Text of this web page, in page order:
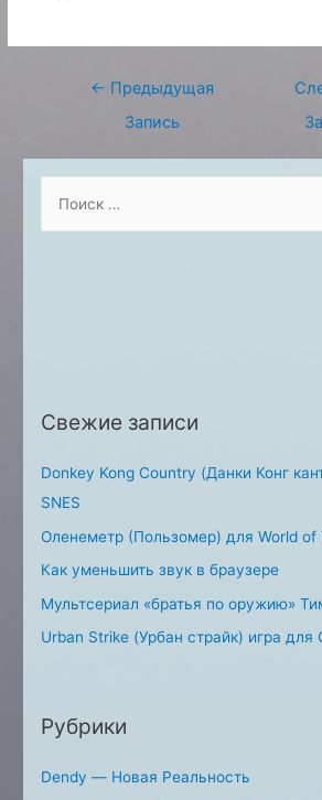
Навигация
← Предыдущая
Запись
rСвежие записи
Donkey Kong Country (Данки Конг
SNES
Оленеметр (Пользомер) для World of
Как уменьшить звук в браузере
Мультсериал «братья по оружию»
Urban Strike (Урбан страйк) игра для
Рубрики
Dendy — Новая Реальность